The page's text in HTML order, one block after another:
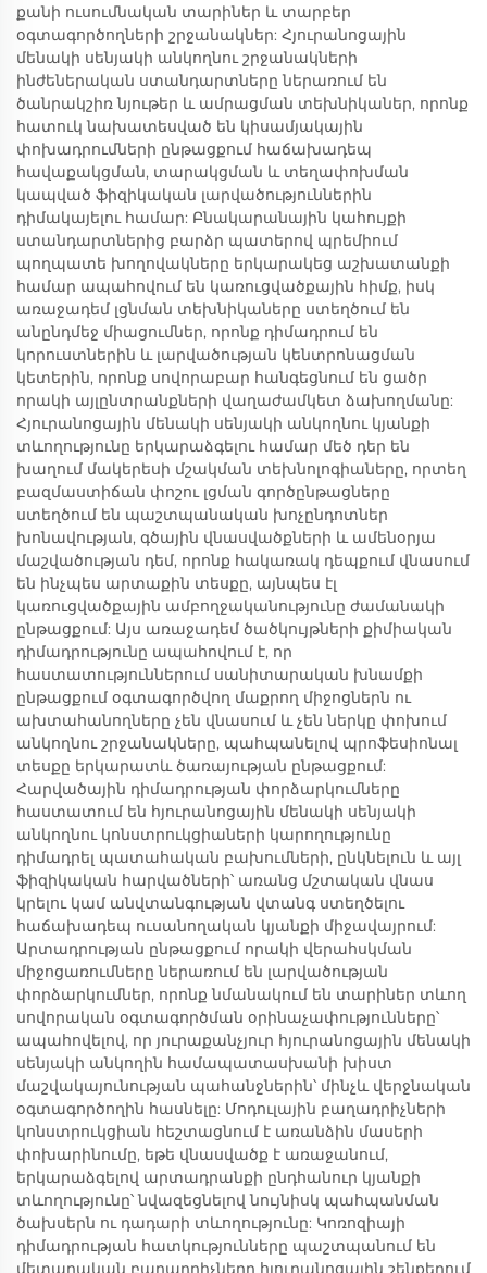
քանի ուսումնական տարիներ և տարբեր
օգտագործողների շրջանակներ: Հյուրանոցային
մենակի սենյակի անկողնու շրջանակների
ինժեներական ստանդարտները ներառում են
ծանրակշիռ նյութեր և ամրացման տեխնիկաներ, որոնք
հատուկ նախատեսված են կիսամյակային
փոխադրումների ընթացքում հաճախադեպ
հավաքակցման, տարակցման և տեղափոխման
կապված ֆիզիկական լարվածություններին
դիմակայելու համար: Բնակարանային կահույքի
ստանդարտներից բարձր պատերով պրեմիում
պողպատե խողովակները երկարակեց աշխատանքի
համար ապահովում են կառուցվածքային հիմք, իսկ
առաջադեմ լցնման տեխնիկաները ստեղծում են
անընդմեջ միացումներ, որոնք դիմադրում են
կորուստներին և լարվածության կենտրոնացման
կետերին, որոնք սովորաբար հանգեցնում են ցածր
որակի այլընտրանքների վաղաժամկետ ձախողմանը:
Հյուրանոցային մենակի սենյակի անկողնու կյանքի
տևողությունը երկարաձգելու համար մեծ դեր են
խաղում մակերեսի մշակման տեխնոլոգիաները, որտեղ
բազմաստիճան փոշու լցման գործընթացները
ստեղծում են պաշտպանական խոչընդոտներ
խոնավության, գծային վնասվածքների և ամենօրյա
մաշվածության դեմ, որոնք հակառակ դեպքում վնասում
են ինչպես արտաքին տեսքը, այնպես էլ
կառուցվածքային ամբողջականությունը ժամանակի
ընթացքում: Այս առաջադեմ ծածկույթների քիմիական
դիմադրությունը ապահովում է, որ
հաստատություններում սանիտարական խնամքի
ընթացքում օգտագործվող մաքրող միջոցներն ու
ախտահանողները չեն վնասում և չեն ներկը փոխում
անկողնու շրջանակները, պահպանելով պրոֆեսիոնալ
տեսքը երկարատև ծառայության ընթացքում:
Հարվածային դիմադրության փորձարկումները
հաստատում են հյուրանոցային մենակի սենյակի
անկողնու կոնստրուկցիաների կարողությունը
դիմադրել պատահական բախումների, ընկնելուն և այլ
ֆիզիկական հարվածների՝ առանց մշտական վնաս
կրելու կամ անվտանգության վտանգ ստեղծելու
հաճախադեպ ուսանողական կյանքի միջավայրում:
Արտադրության ընթացքում որակի վերահսկման
միջոցառումները ներառում են լարվածության
փորձարկումներ, որոնք նմանակում են տարիներ տևող
սովորական օգտագործման օրինաչափությունները՝
ապահովելով, որ յուրաքանչյուր հյուրանոցային մենակի
սենյակի անկողին համապատասխանի խիստ
մաշվակայունության պահանջներին՝ մինչև վերջնական
օգտագործողին հասնելը: Մոդուլային բաղադրիչների
կոնստրուկցիան հեշտացնում է առանձին մասերի
փոխարինումը, եթե վնասվածք է առաջանում,
երկարաձգելով արտադրանքի ընդհանուր կյանքի
տևողությունը՝ նվազեցնելով նույնիսկ պահպանման
ծախսերն ու դադարի տևողությունը: Կոռոզիայի
դիմադրության հատկությունները պաշտպանում են
մետաղական բաղադրիչները հյուրանոցային շենքերում